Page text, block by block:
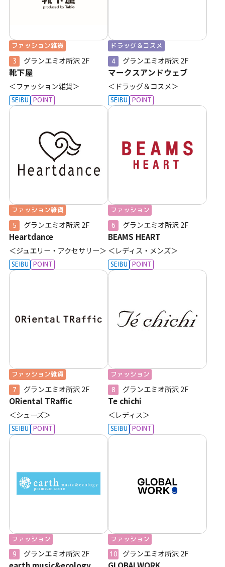
ファッション雑貨
3
グランエミオ所沢 2F
靴下屋
＜ファッション雑貨＞
SEIBU POINT
ドラッグ＆コスメ
4
グランエミオ所沢 2F
マークスアンドウェブ
＜ドラッグ＆コスメ＞
SEIBU POINT
ファッション雑貨
5
グランエミオ所沢 2F
Heartdance
＜ジュエリー・アクセサリー＞
SEIBU POINT
ファッション
6
グランエミオ所沢 2F
BEAMS HEART
＜レディス・メンズ＞
SEIBU POINT
ファッション雑貨
7
グランエミオ所沢 2F
ORiental TRaffic
＜シューズ＞
SEIBU POINT
ファッション
8
グランエミオ所沢 2F
Te chichi
＜レディス＞
SEIBU POINT
ファッション
9
グランエミオ所沢2F
ファッション
10
グランエミオ所沢2F